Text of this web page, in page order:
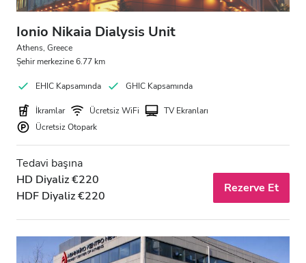
Ionio Nikaia Dialysis Unit
Athens, Greece
Şehir merkezine 6.77 km
EHIC Kapsamında GHIC Kapsamında
İkramlar Ücretsiz WiFi
TV Ekranları
Ücretsiz Otopark
Tedavi başına
HD Diyaliz €220
HDF Diyaliz €220
Rezerve Et